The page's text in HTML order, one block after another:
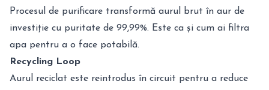
Procesul de purificare transformă aurul brut în aur de
investiție cu puritate de 99,99%. Este ca și cum ai filtra
apa pentru a o face potabilă.
Recycling Loop
Aurul reciclat este reintrodus în circuit pentru a reduce